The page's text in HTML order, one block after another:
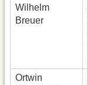
Wilhelm
Breuer
Ortwin